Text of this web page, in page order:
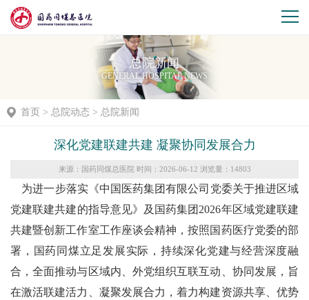
总院新闻
GENERAL HOSPITAL NEWS
首页 > 总院动态 > 总院新闻
深化党建联建共建 凝聚协同发展合力
来源：国药同煤总医院 时间：2026-06-12 浏览量： 14803
为进一步落实《中国医药集团有限公司党委关于推进区域
党建联建共建的指导意见》及国药集团2026年区域党建联建
共建暨创新工作室工作座谈会精神，按照国药医疗党委的部
署，国药同煤立足发展实际，持续深化党建与经营深度融
合，全面推动与区域内、外党组织互联互动、协同发展，旨
在激活联建活力、凝聚发展合力，着力构建资源共享、优势